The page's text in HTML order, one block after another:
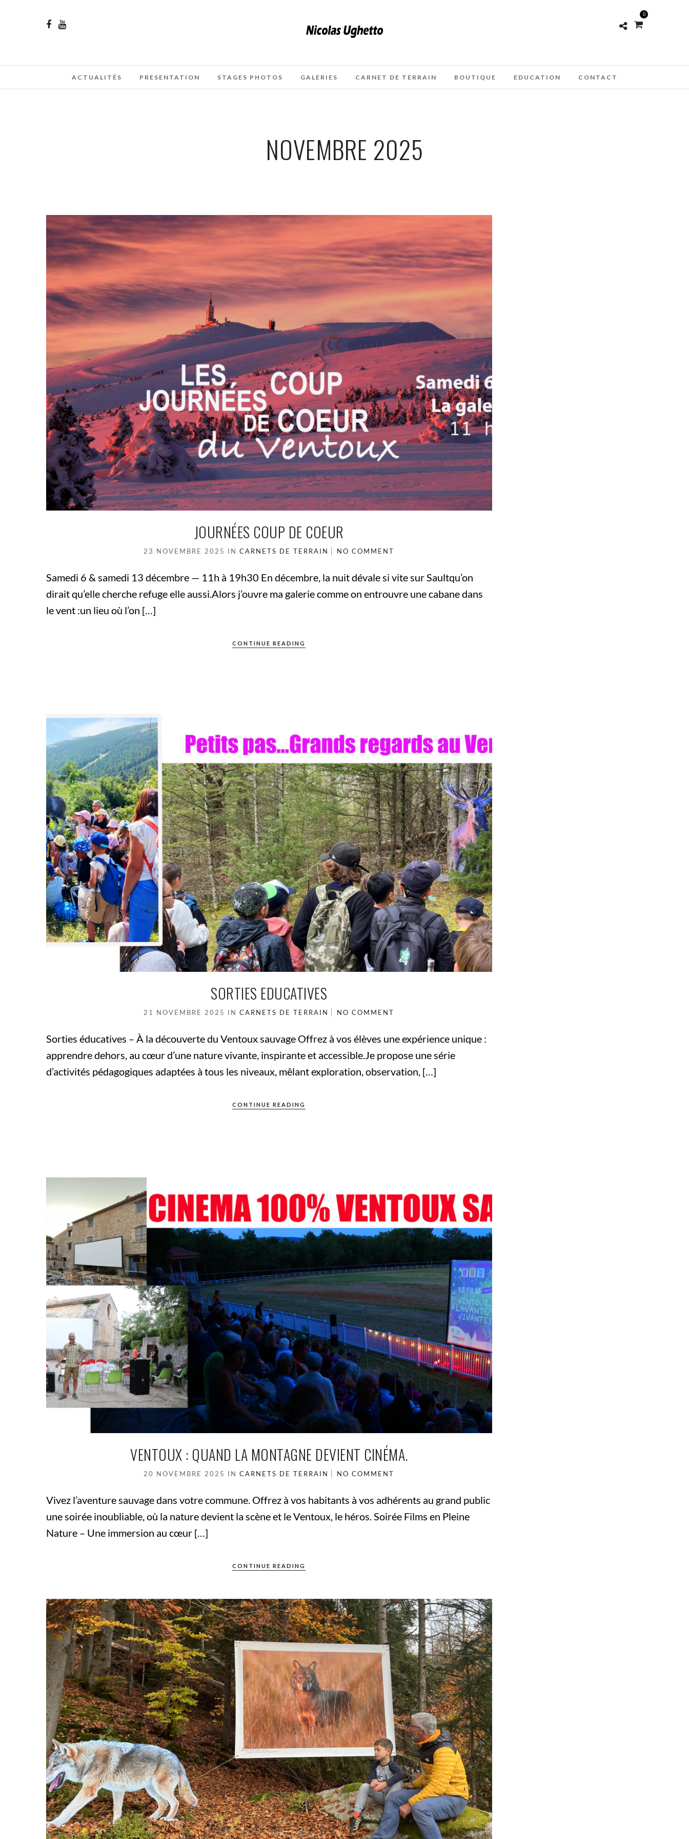
0
ACTUALITÉS PRESENTATION STAGES PHOTOS GALERIES CARNET DE TERRAIN BOUTIQUE EDUCATION CONTACT
NOVEMBRE 2025
JOURNÉES COUP DE COEUR
23 NOVEMBRE 2025 INCARNETS DE TERRAIN NO COMMENT
Samedi 6 & samedi 13 décembre — 11h à 19h30 En décembre, la nuit dévale si vite sur Saultqu’on
dirait qu’elle cherche refuge elle aussi.Alors j’ouvre ma galerie comme on entrouvre une cabane dans
le vent :un lieu où l’on […]
CONTINUE READING
SORTIES EDUCATIVES
21 NOVEMBRE 2025 INCARNETS DE TERRAIN NO COMMENT
Sorties éducatives – À la découverte du Ventoux sauvage Offrez à vos élèves une expérience unique :
apprendre dehors, au cœur d’une nature vivante, inspirante et accessible.Je propose une série
d’activités pédagogiques adaptées à tous les niveaux, mêlant exploration, observation, […]
CONTINUE READING
VENTOUX : QUAND LA MONTAGNE DEVIENT CINÉMA.
20 NOVEMBRE 2025 INCARNETS DE TERRAIN NO COMMENT
Vivez l’aventure sauvage dans votre commune. Offrez à vos habitants à vos adhérents au grand public
une soirée inoubliable, où la nature devient la scène et le Ventoux, le héros. Soirée Films en Pleine
Nature – Une immersion au cœur […]
CONTINUE READING